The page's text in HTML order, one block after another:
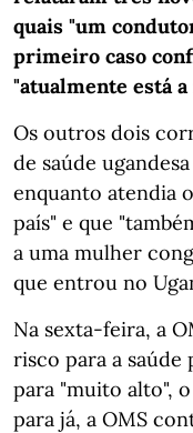
quais "um
primeiro caso
"atualmente está
Os outros dois
de saúde
enquanto atendia
país" e que
a uma mulher
que entrou no
Na sexta-feira, a
risco para a saúde
para "muito alto",
para já, a OMS